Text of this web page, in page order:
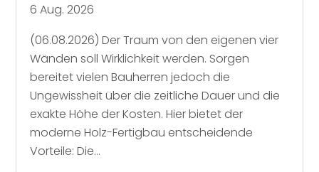
6 Aug. 2026
(06.08.2026) Der Traum von den eigenen vier
Wänden soll Wirklichkeit werden. Sorgen
bereitet vielen Bauherren jedoch die
Ungewissheit über die zeitliche Dauer und die
exakte Höhe der Kosten. Hier bietet der
moderne Holz-Fertigbau entscheidende
Vorteile: Die...